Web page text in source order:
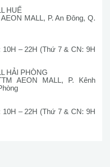
HUẾ
MALL, P. An Đông, Q.
– 22H (Thứ 7 & CN: 9H
HẢI PHÒNG
AEON MALL, P. Kênh
– 22H (Thứ 7 & CN: 9H